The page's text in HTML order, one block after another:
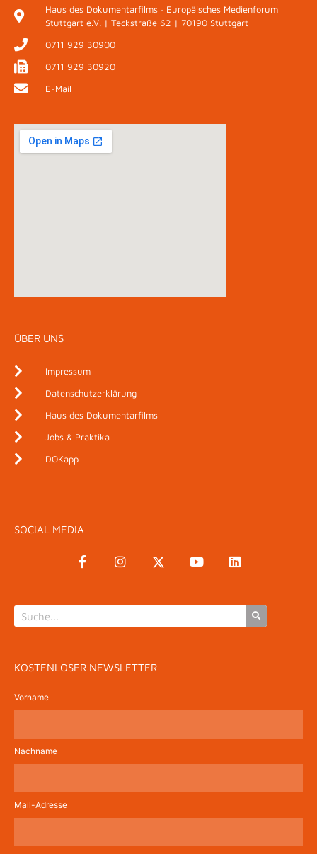
Haus des Dokumentarfilms · Europäisches Medienforum
Stuttgart e.V. | Teckstraße 62 | 70190 Stuttgart
0711 929 30900
0711 929 30920
E-Mail
ÜBER UNS
Impressum
Datenschutzerklärung
Haus des Dokumentarfilms
Jobs & Praktika
DOKapp
SOCIAL MEDIA
KOSTENLOSER NEWSLETTER
Vorname
Nachname
Mail-Adresse